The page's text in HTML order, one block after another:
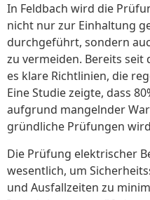
In Feldbach wird die
nicht nur zur Einhaltung
durchgeführt, sondern
zu vermeiden. Bereits seit
es klare Richtlinien, die
Eine Studie zeigte, dass
aufgrund mangelnder
gründliche Prüfungen
Die Prüfung elektrischer
wesentlich, um
und Ausfallzeiten zu